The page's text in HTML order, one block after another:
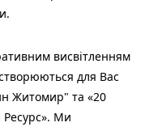
висвітленням
для Вас
Житомир" та «20
Ресурс». Ми